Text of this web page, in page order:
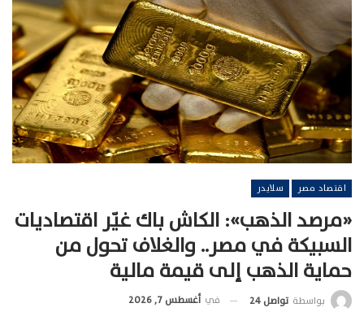
اقتصاد مصر سلايدر
«مرصد الذهب»: الكاش باك غيّر اقتصاديات
السبيكة في مصر.. والغلاف تحول من
حماية الذهب إلى قيمة مالية
بواسطة تواصل 24 في أغسطس 7, 2026